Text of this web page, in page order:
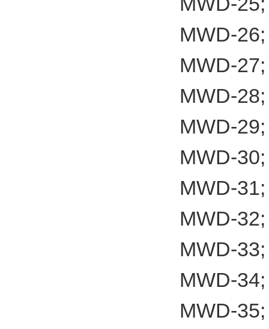
MWD-
MWD-
MWD-
MWD-
MWD-
MWD-
MWD-
MWD-
MWD-
MWD-